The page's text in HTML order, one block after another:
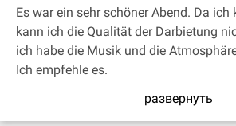
Es war ein sehr schöner Abend. Da ich
kann ich die Qualität der Darbietung
ich habe die Musik und die
Ich empfehle es.
развернуть